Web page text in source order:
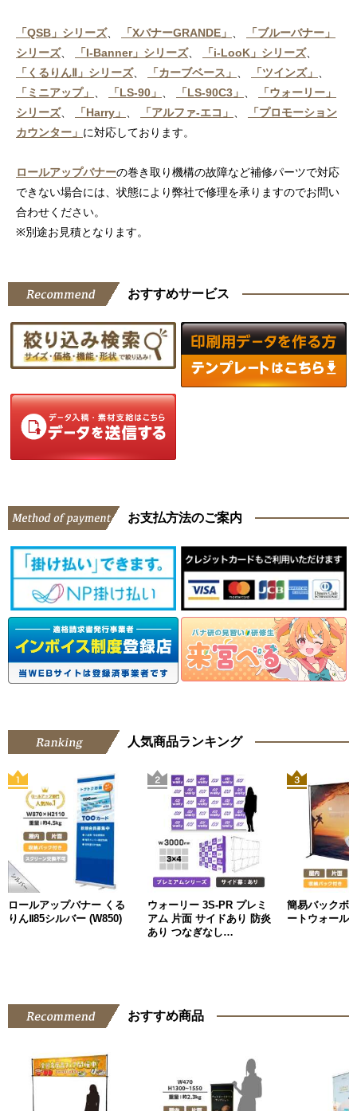
「QSB」シリーズ、 「XバナーGRANDE」 、
「ブルーバナー」
シリーズ、 「I-Banner」シリーズ、 「i-LooK」シリーズ、
「くるりんⅡ」シリーズ、 「カーブベース」 、 「ツインズ」 、
「ミニアップ」 、 「LS-90」 、 「LS-90C3」 、
「ウォーリー」
シリーズ、 「Harry」 、 「アルファ-エコ」 、
「プロモーション
カウンター」 に対応しております。
ロールアップバナーの巻き取り機構の故障など補修パーツで対応
できない場合には、状態により弊社で修理を承りますのでお問い
合わせください。
※別途お見積となります。
おすすめサービス
お支払方法のご案内
人気商品ランキング
ロールアップバナー くる
りんⅡ85シルバー (W850)
ウォーリー 3S-PR プレミ
アム 片面 サイドあり 防炎
あり つなぎなし
簡易バックボ
ートウォー
おすすめ商品